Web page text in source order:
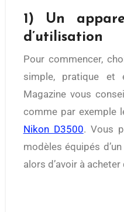
1) Un
d’utilisation
Pour commencer,
simple, pratique et
Magazine vous
comme par exemple
Nikon D3500. Vous
modèles équipés
alors d’avoir à